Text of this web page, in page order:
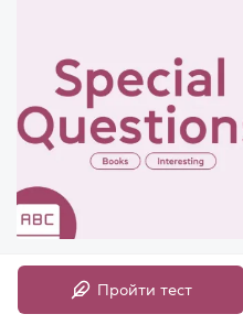
Специальные вопросы в
слова, правила и примеры
Пройти тест